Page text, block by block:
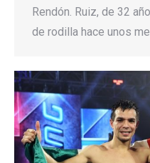
Rendón. Ruiz, de 32
de rodilla hace unos